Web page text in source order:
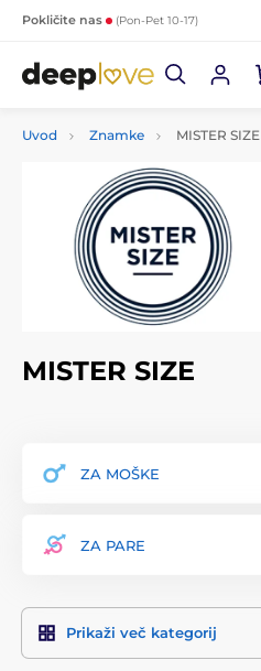
Pokličite nas (Pon-Pet 10-17)
Uvod Znamke MISTER SIZE
MISTER SIZE
ZA MOŠKE
ZA PARE
Prikaži več kategorij